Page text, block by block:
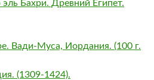
Бахри. Древний Египет.
Вади-Муса, Иордания. (100 г.
(1309-1424).